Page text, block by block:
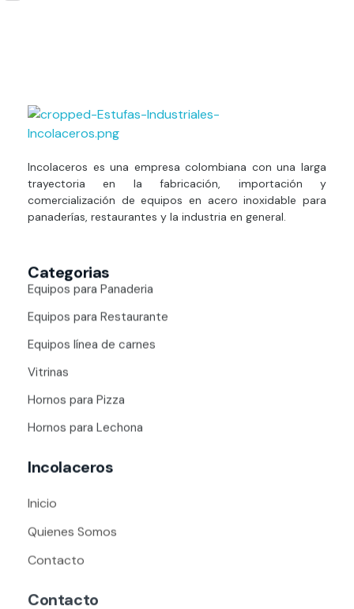
Incolaceros es una empresa colombiana con una larga
trayectoria en la fabricación, importación y
comercialización de equipos en acero inoxidable para
panaderías, restaurantes y la industria en general.
Categorias
Equipos para Panaderia
Equipos para Restaurante
Equipos línea de carnes
Vitrinas
Hornos para Pizza
Hornos para Lechona
Incolaceros
Inicio
Quienes Somos
Contacto
Contacto